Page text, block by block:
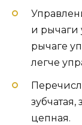
и рычаги
рычаге
легче
цепная.